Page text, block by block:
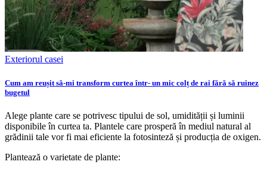
Exteriorul casei
Cum am reușit să-mi transform curtea într- un mic colț de rai fără să ruinez
bugetul
Alege plante care se potrivesc tipului de sol, umidității și luminii
disponibile în curtea ta. Plantele care prosperă în mediul natural al
grădinii tale vor fi mai eficiente la fotosinteză și producția de oxigen.
Plantează o varietate de plante: